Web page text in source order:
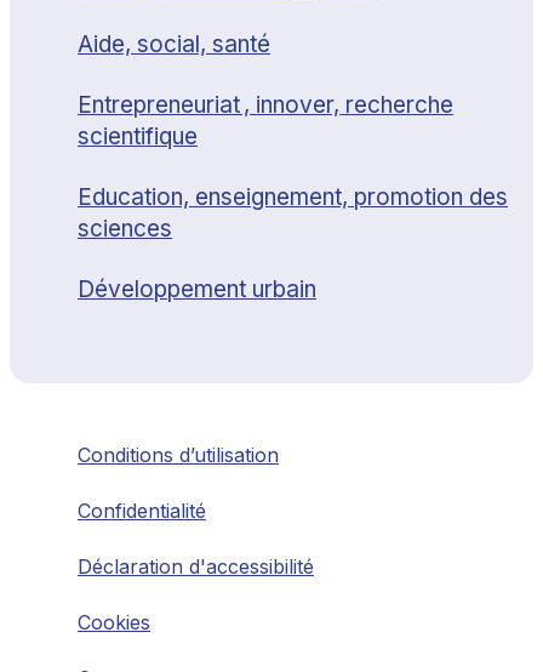
Aide, social, santé
Entrepreneuriat , innover, recherche
scientifique
Education, enseignement, promotion des
sciences
Développement urbain
Conditions d’utilisation
Confidentialité
Déclaration d'accessibilité
Cookies